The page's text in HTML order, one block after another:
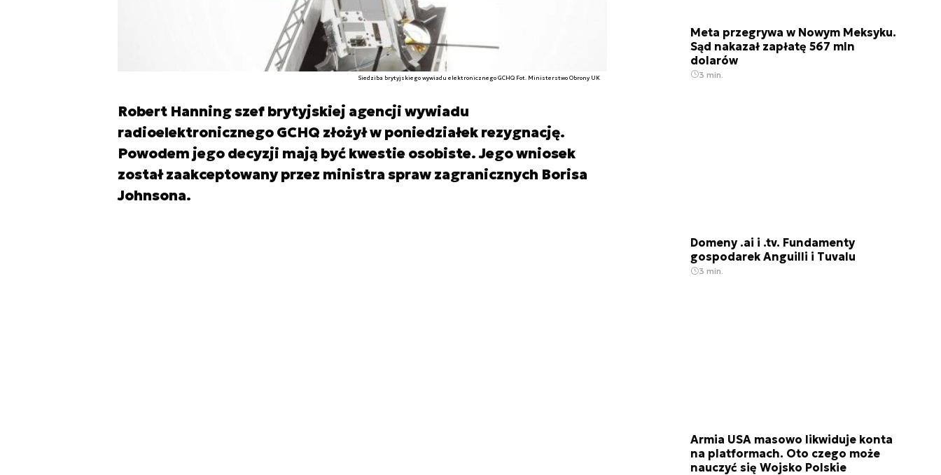
Siedziba brytyjskiego wywiadu elektronicznego GCHQ Fot. Ministerstwo Obrony UK
Robert Hanning szef brytyjskiej agencji wywiadu
radioelektronicznego GCHQ złożył w poniedziałek rezygnację.
Powodem jego decyzji mają być kwestie osobiste. Jego wniosek
został zaakceptowany przez ministra spraw zagranicznych Borisa
Johnsona.
Meta przegrywa w Nowym Meksyku.
Sąd nakazał zapłatę 567 mln
dolarów
3 min.
Domeny .ai i .tv. Fundamenty
gospodarek Anguilli i Tuvalu
3 min.
Armia USA masowo likwiduje konta
na platformach. Oto czego może
nauczyć się Wojsko Polskie